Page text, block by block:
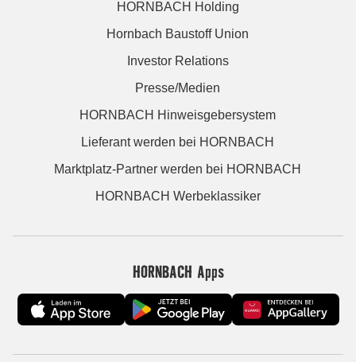
HORNBACH Holding
Hornbach Baustoff Union
Investor Relations
Presse/Medien
HORNBACH Hinweisgebersystem
Lieferant werden bei HORNBACH
Marktplatz-Partner werden bei HORNBACH
HORNBACH Werbeklassiker
HORNBACH Apps